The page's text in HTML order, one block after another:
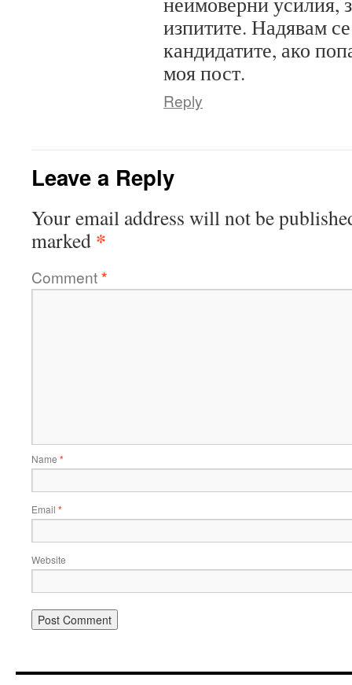
изпитите. Надявам
кандидатите, ако
моя пост.
Reply
Leave a Reply
Your email address will not be
marked *
Comment*
Name *
Email *
Website